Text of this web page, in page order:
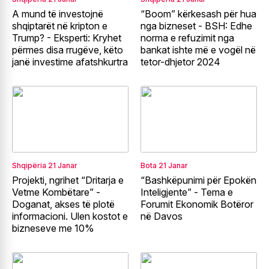
A mund të investojnë
shqiptarët në kripton e
Trump? - Eksperti: Kryhet
përmes disa rrugëve, këto
janë investime afatshkurtra
“Boom” kërkesash për hua
nga bizneset - BSH: Edhe
norma e refuzimit nga
bankat ishte më e vogël në
tetor-dhjetor 2024
Shqipëria 21 Janar
Projekti, ngrihet “Dritarja e
Vetme Kombëtare” -
Doganat, akses të plotë
informacioni. Ulen kostot e
bizneseve me 10%
Bota 21 Janar
“Bashkëpunimi për Epokën
Inteligjente” - Tema e
Forumit Ekonomik Botëror
në Davos